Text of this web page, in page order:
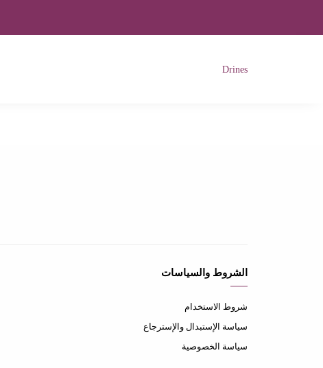
Drines
الشروط والسياسات
شروط الاستخدام
سياسة الإستبدال والإسترجاع
سياسة الخصوصية